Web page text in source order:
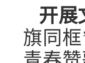
开展
旗同